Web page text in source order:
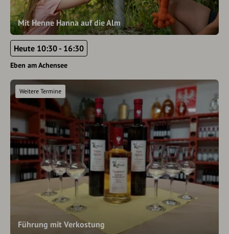
Mit Henne Hanna auf die Alm
Heute 10:30 - 16:30
Eben am Achensee
Führung mit Verkostung
Weitere Termine